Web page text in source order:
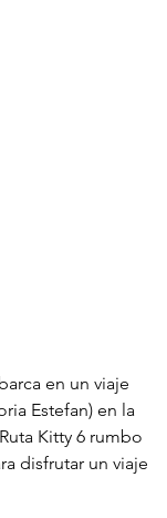
en un viaje
Estefan) en la
Kitty 6 rumbo
disfrutar un viaje